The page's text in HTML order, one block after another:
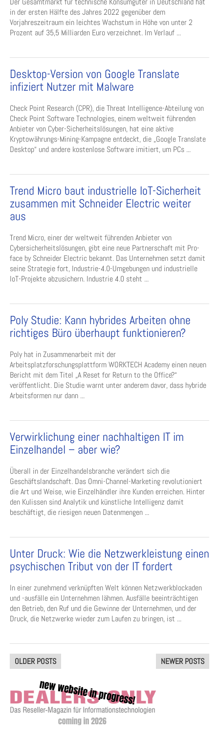
in der ersten Hälfte des Jahres 2022 gegenüber dem
Vorjahreszeitraum ein leichtes Wachstum in Höhe von unter 2
Prozent auf 35,5 Milliarden Euro verzeichnet. Im Verlauf ...
Desktop-Version von Google Translate
infiziert Nutzer mit Malware
Check Point Research (CPR), die Threat Intelligence-Abteilung von
Check Point Software Technologies, einem weltweit führenden
Anbieter von Cyber-Sicherheitslösungen, hat eine aktive
Kryptowährungs-Mining-Kampagne entdeckt, die „Google Translate
Desktop“ und andere kostenlose Software imitiert, um PCs ...
Trend Micro baut industrielle IoT-Sicherheit
zusammen mit Schneider Electric weiter
aus
Trend Micro, einer der weltweit führenden Anbieter von
Cybersicherheitslösungen, gibt eine neue Partnerschaft mit Pro-
face by Schneider Electric bekannt. Das Unternehmen setzt damit
seine Strategie fort, Industrie-4.0-Umgebungen und industrielle
IoT-Projekte abzusichern. Industrie 4.0 steht ...
Poly Studie: Kann hybrides Arbeiten ohne
richtiges Büro überhaupt funktionieren?
Poly hat in Zusammenarbeit mit der
Arbeitsplatzforschungsplattform WORKTECH Academy einen neuen
Bericht mit dem Titel „A Reset for Return to the Office?“
veröffentlicht. Die Studie warnt unter anderem davor, dass hybride
Arbeitsformen nur dann ...
Verwirklichung einer nachhaltigen IT im
Einzelhandel – aber wie?
Überall in der Einzelhandelsbranche verändert sich die
Geschäftslandschaft. Das Omni-Channel-Marketing revolutioniert
die Art und Weise, wie Einzelhändler ihre Kunden erreichen. Hinter
den Kulissen sind Analytik und künstliche Intelligenz damit
beschäftigt, die riesigen neuen Datenmengen ...
Unter Druck: Wie die Netzwerkleistung einen
psychischen Tribut von der IT fordert
In einer zunehmend verknüpften Welt können Netzwerkblockaden
und -ausfälle ein Unternehmen lähmen. Ausfälle beeinträchtigen
den Betrieb, den Ruf und die Gewinne der Unternehmen, und der
Druck, die Netzwerke wieder zum Laufen zu bringen, ist ...
Posts
navigation
OLDER POSTS NEWER POSTS